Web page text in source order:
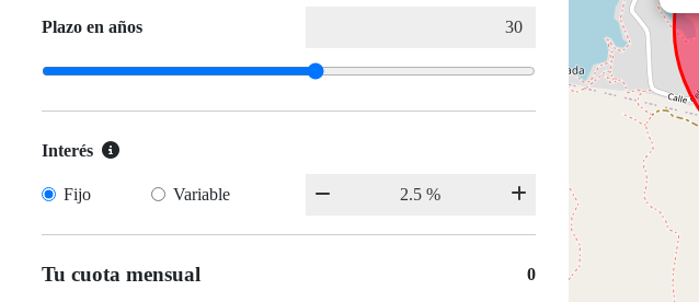
Plazo en años
Interés
Fijo Variable
Tu cuota mensual 0